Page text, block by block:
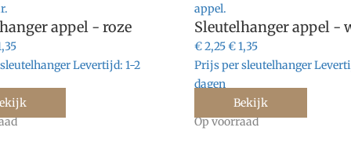
appel - roze
Levertijd: 1-2
appel.
Sleutelhanger appel -
€ 2,25€ 1,35
Prijs per sleutelhanger
dagen
Bekijk
Op voorraad